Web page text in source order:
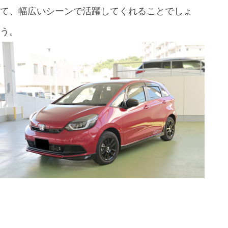
て、幅広いシーンで活躍してくれることでしょ
う。